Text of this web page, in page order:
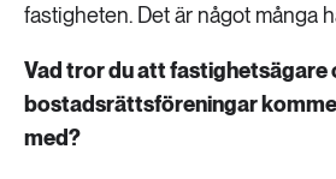
fastigheten. Det är något många
Vad tror du att fastighetsägare
bostadsrättsföreningar
med?